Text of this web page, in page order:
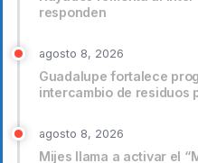
responden
agosto 8, 2026
Guadalupe fortalece
intercambio de residuos
agosto 8, 2026
Mijes llama a activar el